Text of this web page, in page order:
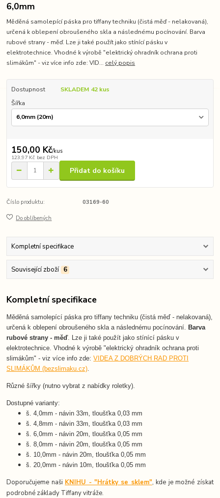
6,0mm
Měděná samolepící páska pro tiffany techniku (čistá měď - nelakovaná),
určená k oblepení obroušeného skla a následnému pocínování. Barva
rubové strany - měď. Lze ji také použít jako stínící pásku v
elektrotechnice. Vhodné k výrobě "elektrický ohradník ochrana proti
slimákům" - viz více info zde: VID... celý popis
Dostupnost
SKLADEM 42 kus
Šířka
150,00 Kč/kus
123,97 Kč bez DPH
Přidat do košíku
Číslo produktu: 03169-60
Do oblíbených
Kompletní specifikace
Související zboží 6
Kompletní specifikace
Měděná samolepící páska pro tiffany techniku (čistá měď - nelakovaná),
určená k oblepení obroušeného skla a následnému pocínování.Barva
rubové strany - měď. Lze ji také použít jako stínící pásku v
elektrotechnice. Vhodné k výrobě "elektrický ohradník ochrana proti
slimákům" - viz více info zde:VIDEA Z DOBRÝCH RAD PROTI
SLIMÁKŮM (bezslimaku.cz)
Různé šířky (nutno vybrat z nabídky roletky).
Dostupné varianty:
š. 4,0mm - návin 33m, tloušťka 0,03 mm
š. 4,8mm - návin 33m, tloušťka 0,03 mm
š. 6,0mm - návin 20m, tloušťka 0,05 mm
š. 8,0mm - návin 20m, tloušťka 0,05 mm
š. 10,0mm - návin 20m, tloušťka 0,05 mm
š. 20,0mm - návin 10m, tloušťka 0,05 mm
Doporučujeme naši KNIHU - "Hrátky se sklem", kde je možné získat
podrobné základy Tiffany vitráže.